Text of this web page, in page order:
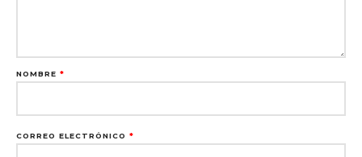
NOMBRE *
CORREO ELECTRÓNICO *